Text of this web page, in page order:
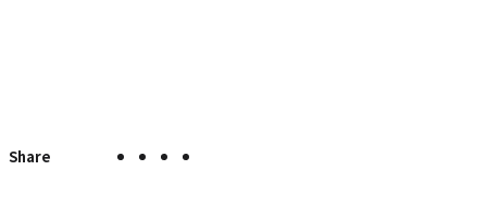
X Facebook
LINE